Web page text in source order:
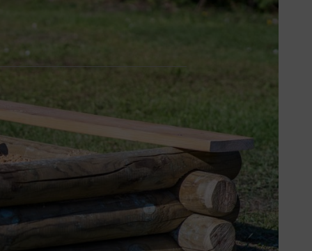
bois embellit votre jardin et
étape et vos compétences,